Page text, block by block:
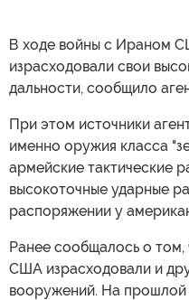
В ходе войны с Ираном
израсходовали свои
дальности, сообщило
При этом источники
именно оружия класса
армейские тактические
высокоточные ударные
распоряжении у
Ранее сообщалось о
США израсходовали и
вооружений. На прошлой